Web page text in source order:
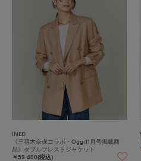
INED
《三尋木奈保コラボ・Oggi11月号掲載商
品》ダブルブレストジャケット
￥59,400(税込)